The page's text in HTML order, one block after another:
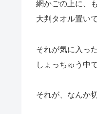
網かごの上に、
大判タオル置い
それが気に入っ
しょっちゅう中
それが、なんか